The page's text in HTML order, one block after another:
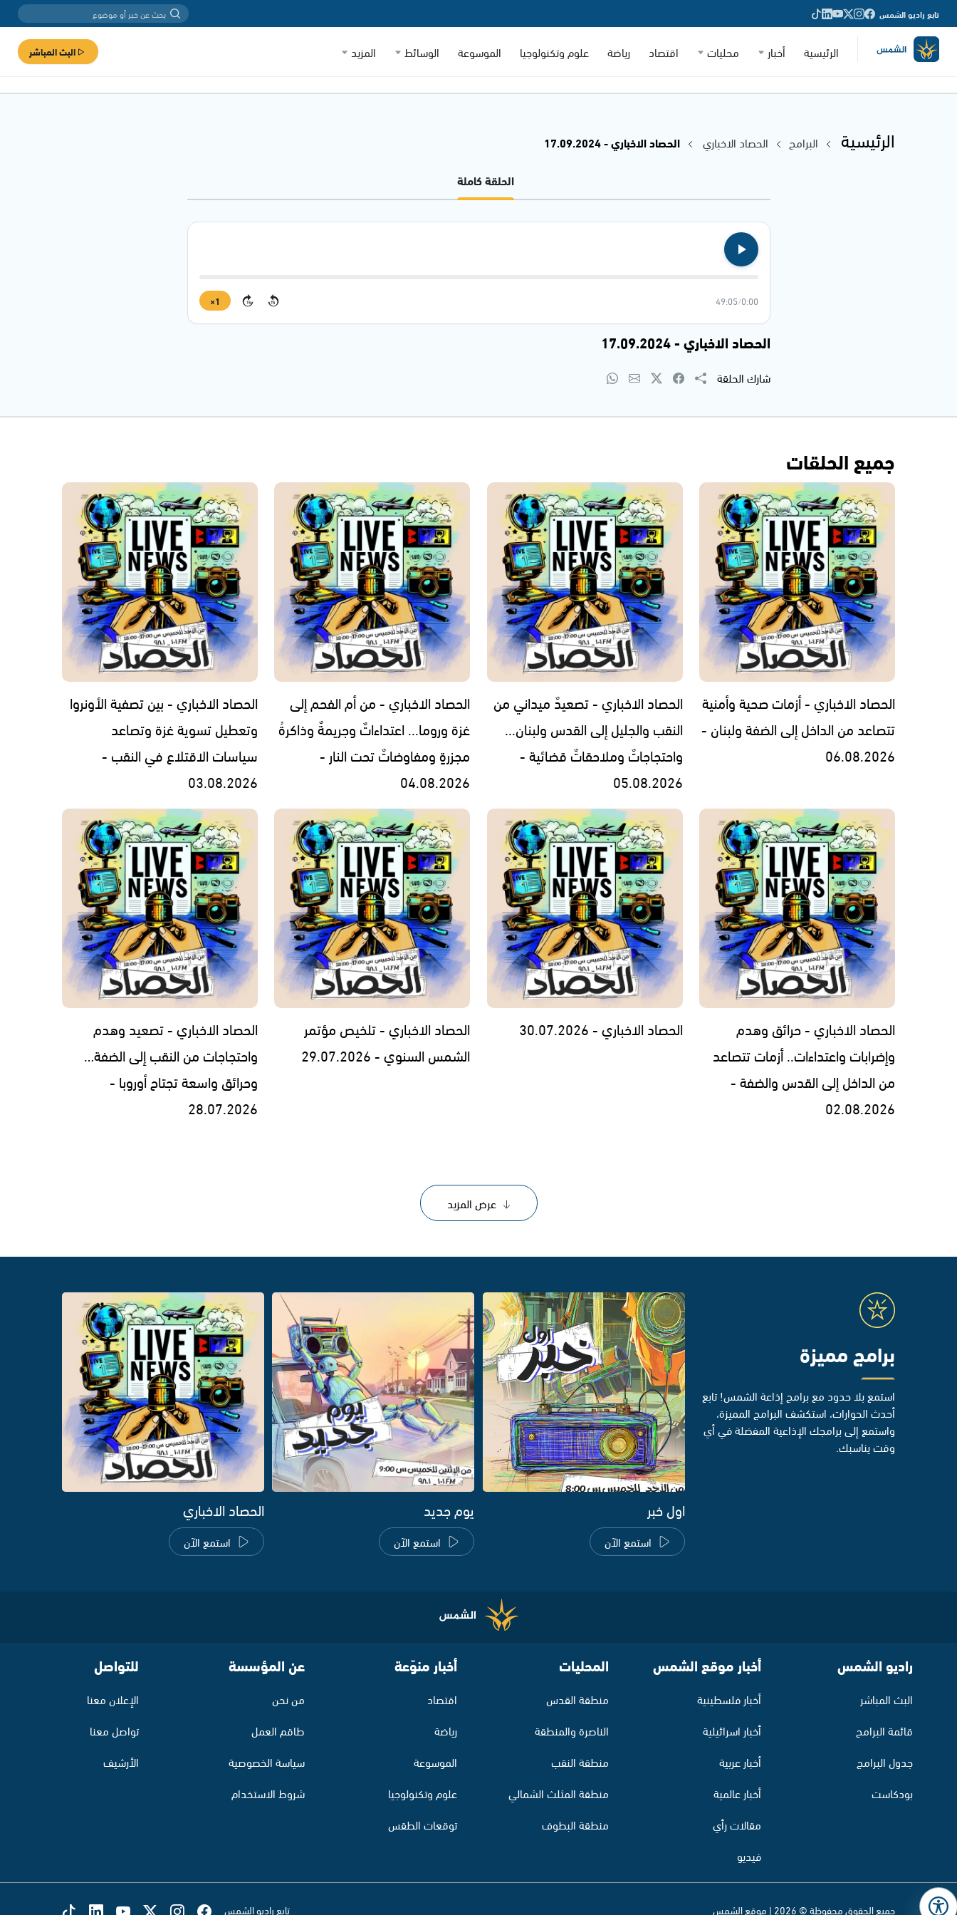
تابع راديو الشمس
الرئيسية أخبار محليات اقتصاد رياضة علوم وتكنولوجيا الموسوعة الوسائط المزيد البث المباشر
الرئيسية البرامج الحصاد الاخباري
الحصاد الاخباري - 17.09.2024
الحلقة كاملة
0:00
/
49:05
15
15
1×
الحصاد الاخباري - 17.09.2024
شارك الحلقة
جميع الحلقات
الحصاد الاخباري - أزمات صحية وأمنية
تتصاعد من الداخل إلى الضفة ولبنان -
06.08.2026
الحصاد الاخباري - تصعيدٌ ميداني من
النقب والجليل إلى القدس ولبنان...
واحتجاجاتٌ وملاحقاتٌ قضائية -
05.08.2026
الحصاد الاخباري - من أم الفحم إلى
غزة وروما... اعتداءاتٌ وجريمةٌ وذاكرةُ
مجزرةٍ ومفاوضاتٌ تحت النار -
04.08.2026
الحصاد الاخباري - بين تصفية الأونروا
وتعطيل تسوية غزة وتصاعد
سياسات الاقتلاع في النقب -
03.08.2026
الحصاد الاخباري - حرائق وهدم
وإضرابات واعتداءات.. أزمات تتصاعد
من الداخل إلى القدس والضفة -
02.08.2026
الحصاد الاخباري - 30.07.2026
الحصاد الاخباري - تلخيص مؤتمر
الشمس السنوي - 29.07.2026
الحصاد الاخباري - تصعيد وهدم
واحتجاجات من النقب إلى الضفة…
وحرائق واسعة تجتاح أوروبا -
28.07.2026
عرض المزيد
برامج مميزة
استمع بلا حدود مع برامج إذاعة الشمس! تابع
أحدث الحوارات، استكشف البرامج المميزة،
واستمع إلى برامجك الإذاعية المفضلة في أي
وقت يناسبك.
اول خبر
استمع الآن
يوم جديد
استمع الآن
الحصاد الاخباري
استمع الآن
راديو الشمس
البث المباشر
قائمة البرامج
جدول البرامج
بودكاست
أخبار موقع الشمس
أخبار فلسطينية
أخبار اسرائيلية
أخبار عربية
أخبار عالمية
مقالات رأي
فيديو
المحليات
منطقة القدس
الناصرة والمنطقة
منطقة النقب
منطقة المثلث الشمالي
منطقة البطوف
أخبار منوّعة
اقتصاد
رياضة
الموسوعة
علوم وتكنولوجيا
توقعات الطقس
عن المؤسسة
من نحن
طاقم العمل
سياسة الخصوصية
شروط الاستخدام
للتواصل
الإعلان معنا
تواصل معنا
الأرشيف
جميع الحقوق محفوظة © 2026 | موقع الشمس تابع راديو الشمس